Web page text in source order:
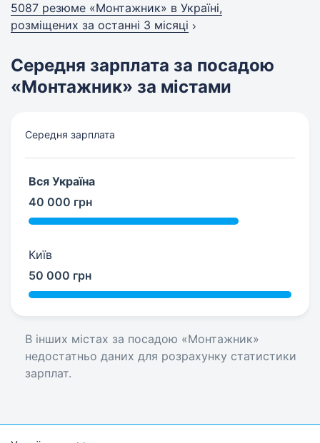
5087 резюме «Монтажник» в Україні,
розміщених за останні 3 місяці
Середня зарплата за посадою
«Монтажник» за містами
Середня зарплата
Вся Україна
40 000 грн
Київ
50 000 грн
В інших містах за посадою «Монтажник»
недостатньо даних для розрахунку статистики
зарплат.